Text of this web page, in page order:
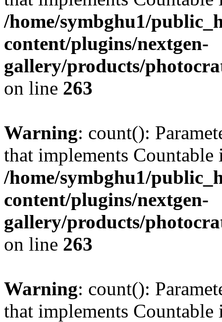
/home/symbghu1/
content/plugins/nextgen-
gallery/products/
on line 263
Warning: count():
that implements Countable
/home/symbghu1/
content/plugins/nextgen-
gallery/products/
on line 263
Warning: count():
that implements Countable